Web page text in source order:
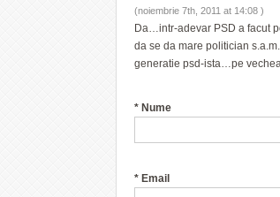
(noiembrie 7th, 2011 at 14:08 )
Da…intr-adevar PSD a facut
da se da mare politician
generatie psd-ista…pe
* Nume
* Email